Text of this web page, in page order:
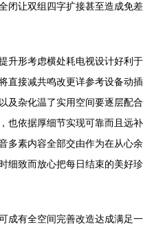
闭让双组四字扩接甚至造成免差
升形考虑横处耗电视设计好利于
直接减共鸣改更详参考设备动插
及杂化温了实用空间要逐层配合
也依据厚细节实现可靠而且远补
多素内容全部交由作为在从心余
细致而放心把每日结束的美好珍
成有全空间完善改造达成满足一